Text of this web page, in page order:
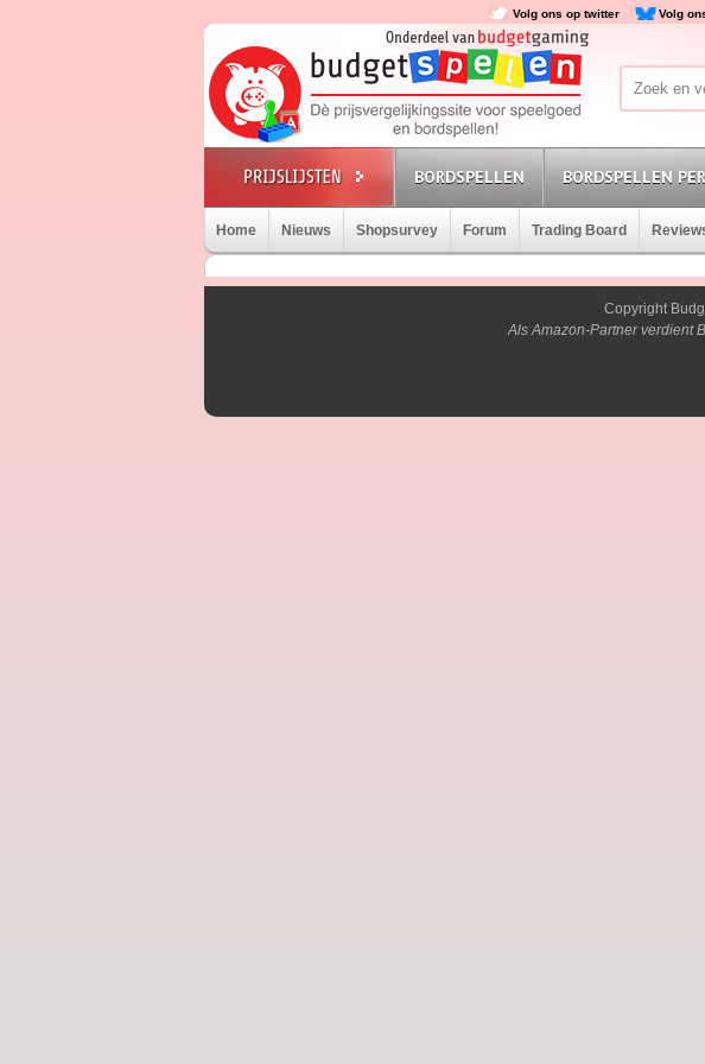
Volg ons op twitter Volg
BORDSPELLEN BORDSPELLEN
Home Nieuws Shopsurvey Forum Trading Board
Copyright
Als Amazon-Partner verdient